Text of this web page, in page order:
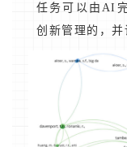
任务可以由AI
创新管理的，并